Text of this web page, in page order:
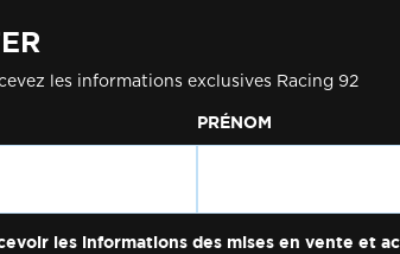
les informations exclusives Racing 92
PRÉNOM
les informations des mises en vente et